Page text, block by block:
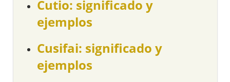
Cutio: significado y
ejemplos
Cusifai: significado y
ejemplos